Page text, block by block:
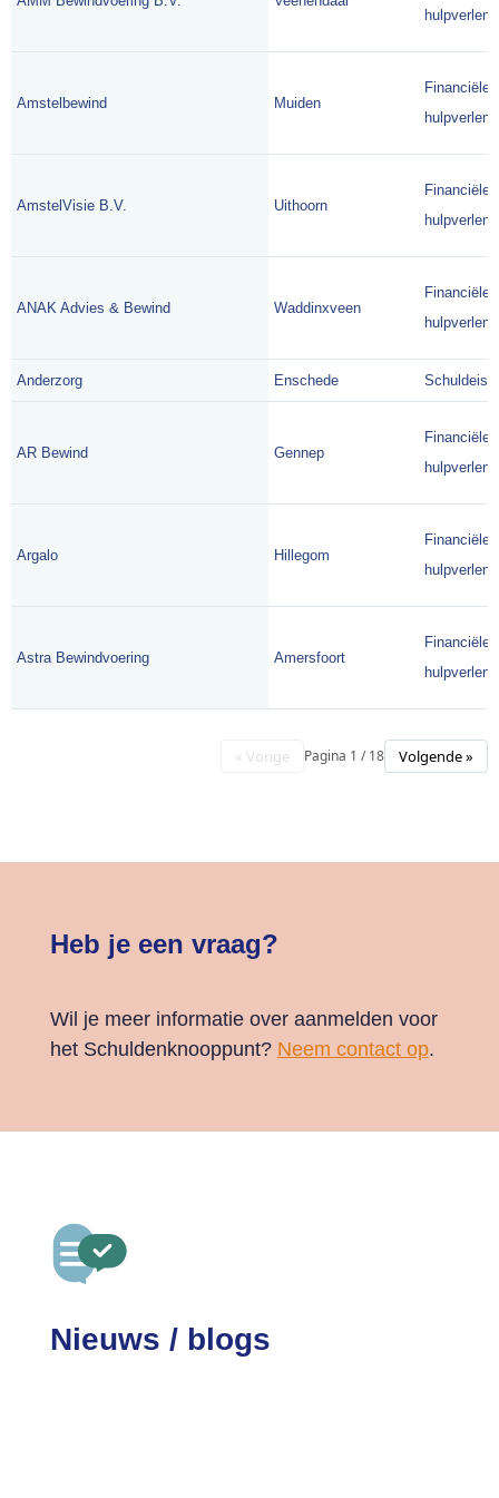
Amstelbewind Muiden
Financiële
AmstelVisie B.V. Uithoorn
Financiële
ANAK Advies & Bewind Waddinxveen
Financiële
Anderzorg Enschede Schuldeiser
AR Bewind Gennep
Financiële
Argalo Hillegom
Financiële
Astra Bewindvoering Amersfoort
Financiële
« Vorige Pagina 1 / 18 Volgende »
Heb je een vraag?
Wil je meer informatie over aanmelden voor
het Schuldenknooppunt? Neem contact op.
Nieuws / blogs